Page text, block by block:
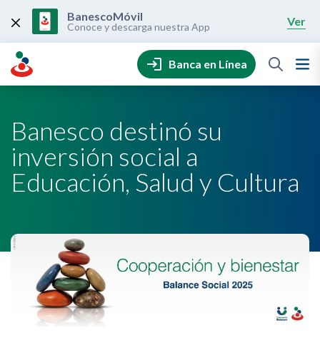
content
BanescoMóvil
Conoce y descarga nuestra App Ver
Banca en Línea
Banesco destinó su
inversión social a
Educación, Salud y Cultura